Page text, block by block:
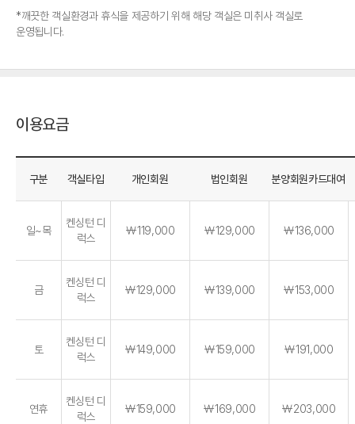
*깨끗한 객실환경과 휴식을 제공하기 위해 해당 객실은 미취사 객실로
운영됩니다.
이용요금
구분 객실타입 개인회원 법인회원 분양회원카드대여
일~목
켄싱턴 디
럭스
￦119,000 ￦129,000 ￦136,000
금
켄싱턴 디
럭스
￦129,000 ￦139,000 ￦153,000
토
켄싱턴 디
럭스
￦149,000 ￦159,000 ￦191,000
연휴
켄싱턴 디
럭스
￦159,000 ￦169,000 ￦203,000